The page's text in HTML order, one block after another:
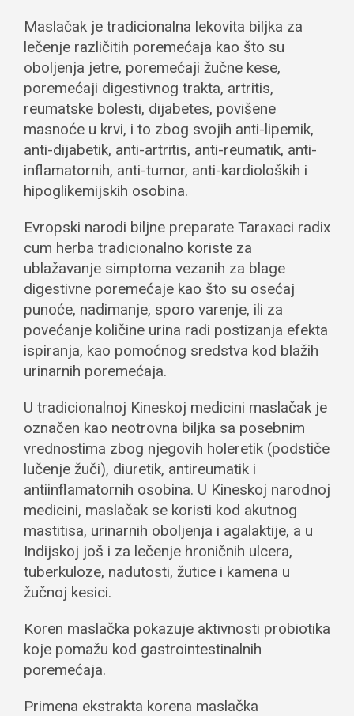
Maslačak je tradicionalna lekovita biljka za
lečenje različitih poremećaja kao što su
oboljenja jetre, poremećaji žučne kese,
poremećaji digestivnog trakta, artritis,
reumatske bolesti, dijabetes, povišene
masnoće u krvi, i to zbog svojih anti-lipemik,
anti-dijabetik, anti-artritis, anti-reumatik, anti-
inflamatornih, anti-tumor, anti-kardioloških i
hipoglikemijskih osobina.
Evropski narodi biljne preparate Taraxaci radix
cum herba tradicionalno koriste za
ublažavanje simptoma vezanih za blage
digestivne poremećaje kao što su osećaj
punoće, nadimanje, sporo varenje, ili za
povećanje količine urina radi postizanja efekta
ispiranja, kao pomoćnog sredstva kod blažih
urinarnih poremećaja.
U tradicionalnoj Kineskoj medicini maslačak je
označen kao neotrovna biljka sa posebnim
vrednostima zbog njegovih holeretik (podstiče
lučenje žuči), diuretik, antireumatik i
antiinflamatornih osobina. U Kineskoj narodnoj
medicini, maslačak se koristi kod akutnog
mastitisa, urinarnih oboljenja i agalaktije, a u
Indijskoj još i za lečenje hroničnih ulcera,
tuberkuloze, nadutosti, žutice i kamena u
žučnoj kesici.
Koren maslačka pokazuje aktivnosti probiotika
koje pomažu kod gastrointestinalnih
poremećaja.
Primena ekstrakta korena maslačka